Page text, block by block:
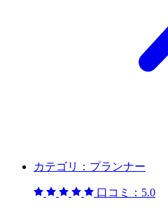
カテゴリ： プランナー
口コミ： 5.0